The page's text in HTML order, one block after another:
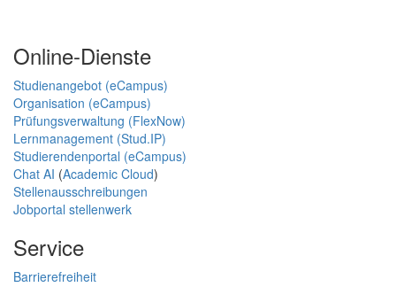
Online-Dienste
Studienangebot (eCampus)
Organisation (eCampus)
Prüfungsverwaltung (FlexNow)
Lernmanagement (Stud.IP)
Studierendenportal (eCampus)
Chat AI (Academic Cloud)
Stellenausschreibungen
Jobportal stellenwerk
Service
Barrierefreiheit